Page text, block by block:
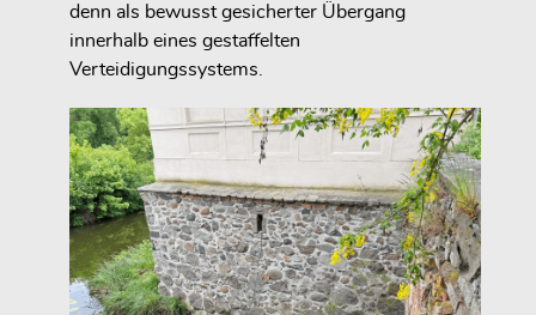
denn als bewusst gesicherter Übergang
innerhalb eines gestaffelten
Verteidigungssystems.